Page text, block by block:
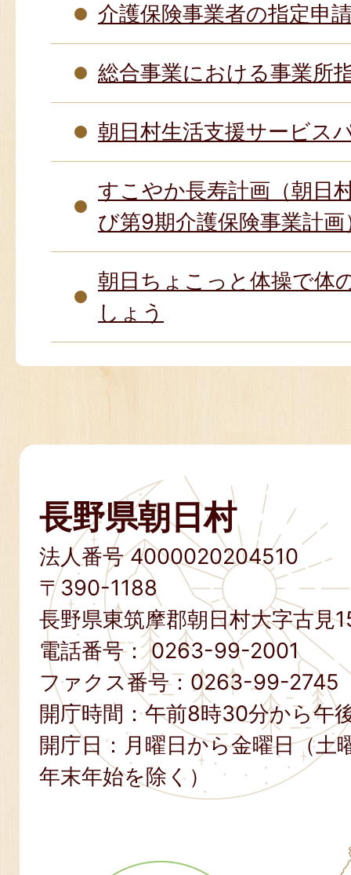
介護保険事業者の指定申
総合事業における事業所
朝日村生活支援サービス
すこやか長寿計画（朝日
び第9期介護保険事業計画
朝日ちょこっと体操で体
しょう
長野県朝日村
法人番号 4000020204510
〒390-1188
長野県東筑摩郡朝日村大字古見
電話番号：0263-99-2001
ファクス番号： 0263-99-2745
開庁時間：午前8時30分から午
開庁日：月曜日から金曜日（土
年末年始を除く）